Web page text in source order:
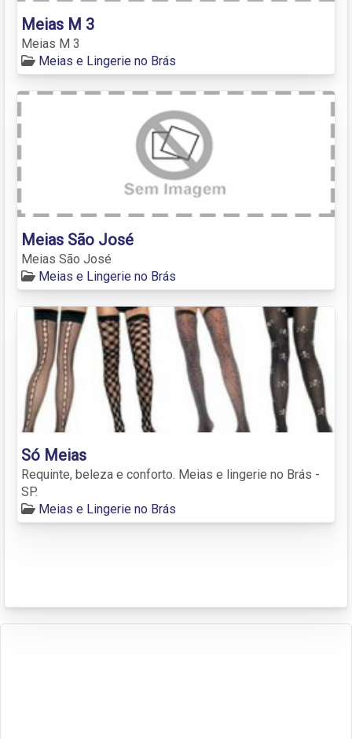
Meias M 3
Meias M 3
Meias e Lingerie no Brás
Meias São José
Meias São José
Meias e Lingerie no Brás
Só Meias
Requinte, beleza e conforto. Meias e lingerie no Brás -
SP.
Meias e Lingerie no Brás